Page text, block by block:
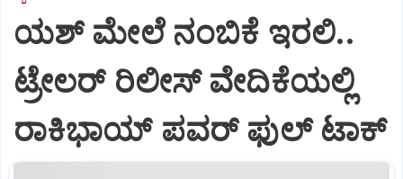
ಯಶ್‌ ಮೇಲೆ ನಂಬಿಕೆ ಇರಲಿ..
ಟ್ರೇಲರ್‌ ರಿಲೀಸ್‌ ವೇದಿಕೆಯಲ್ಲಿ
ರಾಕಿಭಾಯ್‌ ಪವರ್‌ ಫುಲ್‌ ಟಾಕ್